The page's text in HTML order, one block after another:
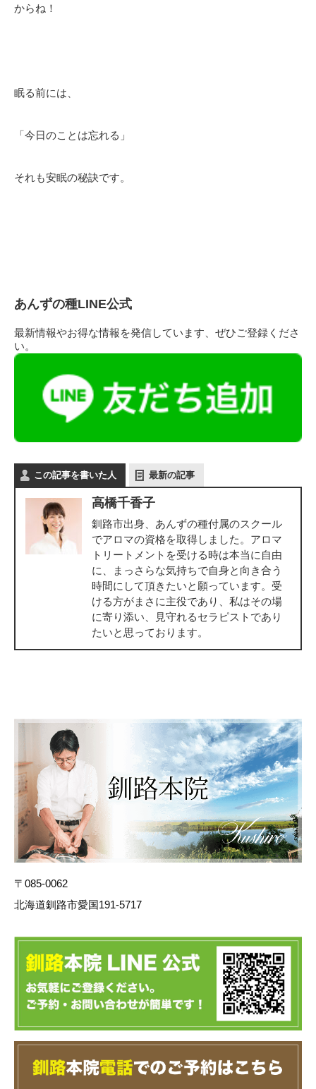
からね！
眠る前には、
「今日のことは忘れる」
それも安眠の秘訣です。
あんずの種LINE公式
最新情報やお得な情報を発信しています、ぜひご登録くださ
い。
この記事を書いた人 最新の記事
高橋千香子
釧路市出身、あんずの種付属のスクール
でアロマの資格を取得しました。アロマ
トリートメントを受ける時は本当に自由
に、まっさらな気持ちで自身と向き合う
時間にして頂きたいと願っています。受
ける方がまさに主役であり、私はその場
に寄り添い、見守れるセラピストであり
たいと思っております。
〒085-0062
北海道釧路市愛国191-5717